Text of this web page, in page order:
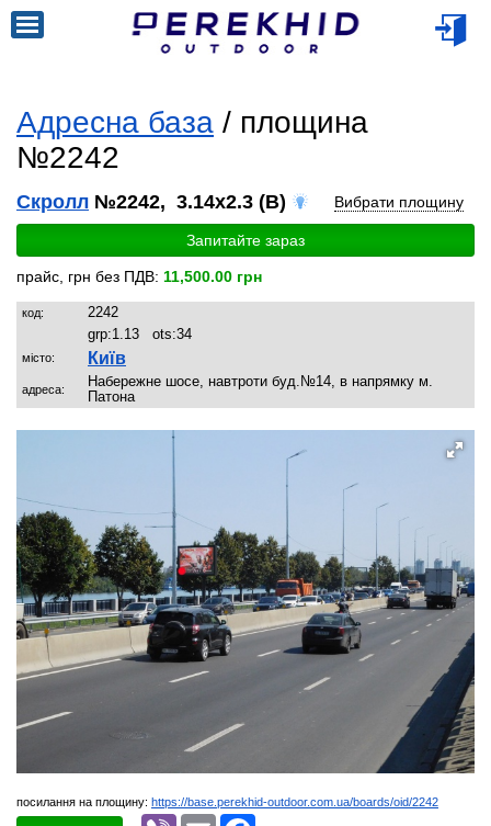
Адресна база / площина
№2242
Скролл №2242, 3.14x2.3 (B) Вибрати площину
Запитайте зараз
прайс, грн без ПДВ: 11,500.00 грн
код:
2242
grp:1.13 ots:34
місто: Київ
адреса:
Набережне шосе, навтроти буд.№14, в напрямку м.
Патона
посилання на площину: https://base.perekhid-outdoor.com.ua/boards/oid/2242